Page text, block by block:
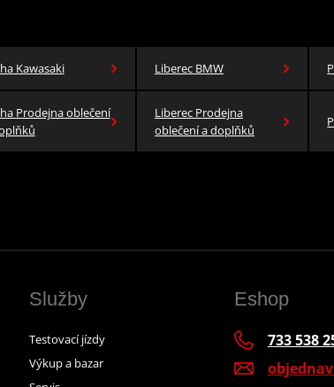
Kawasaki Liberec BMW
Prodejna oblečení
Liberec Prodejna
oblečení a doplňků
Služby
Testovací jízdy
Výkup a bazar
Eshop
733 538